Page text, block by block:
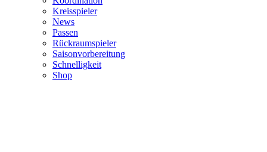
Kreisspieler
News
Passen
Rückraumspieler
Saisonvorbereitung
Schnelligkeit
Shop